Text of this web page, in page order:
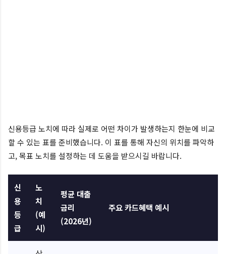
신용등급 노치에 따라 실제로 어떤 차이가 발생하는지 한눈에 비교
할 수 있는 표를 준비했습니다. 이 표를 통해 자신의 위치를 파악하
고, 목표 노치를 설정하는 데 도움을 받으시길 바랍니다.
신
용
등
급
노
치
(예
시)
평균 대출
금리
(2026년)
주요 카드혜택 예시